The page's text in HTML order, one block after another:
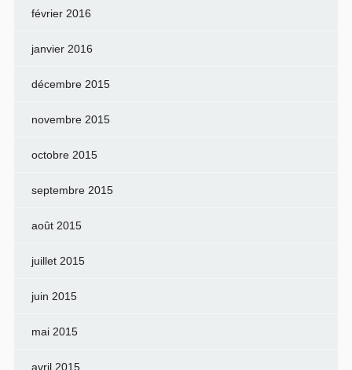
février 2016
janvier 2016
décembre 2015
novembre 2015
octobre 2015
septembre 2015
août 2015
juillet 2015
juin 2015
mai 2015
avril 2015